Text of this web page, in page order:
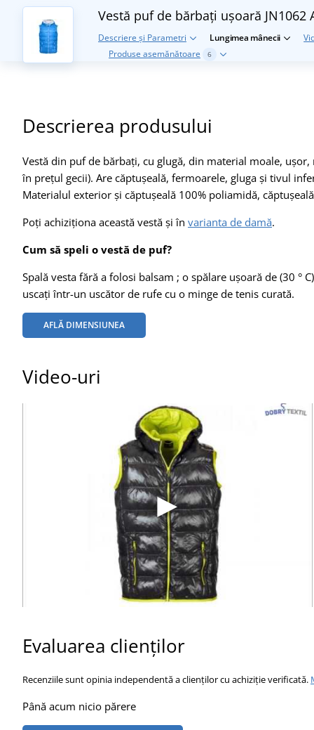
Vestă puf de bărbați ușoară JN1062
Descriere și Parametri Lungimea mânecii
Produse asemănătoare
6
Descrierea produsului
Vestă din puf de bărbați, cu glugă, din material moale,
în prețul gecii). Are căptușeală, fermoarele, gluga și tivul
Materialul exterior și căptușeală 100% poliamidă,
Poți achiziționa această vestă și în varianta de damă.
Cum să speli o vestă de puf?
Spală vesta fără a folosi balsam ; o spălare ușoară de (30 °
uscați într-un uscător de rufe cu o minge de tenis curată.
AFLĂ DIMENSIUNEA
Video-uri
Evaluarea clienților
Recenziile sunt opinia independentă a clienților cu achiziție verificată.
Până acum nicio părere